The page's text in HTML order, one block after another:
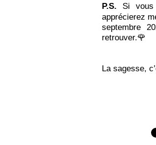
P.S. Si vous
apprécierez
septembre
retrouver.🌹
La sagesse,